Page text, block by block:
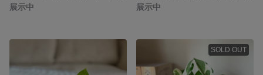
展示中
展示中
SOLD OUT